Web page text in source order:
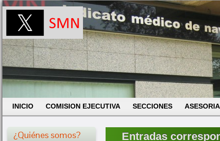
INICIO COMISION EJECUTIVA SECCIONES
¿Quiénes somos?
Entradas